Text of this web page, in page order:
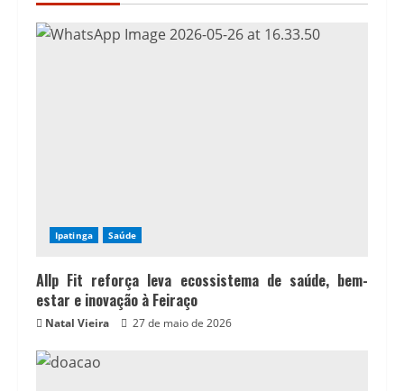
Ipatinga Saúde
Allp Fit reforça leva ecossistema de saúde, bem-
estar e inovação à Feiraço
Natal Vieira 27 de maio de 2026